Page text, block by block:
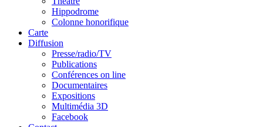
Hippodrome
Colonne honorifique
Carte
Diffusion
Presse/radio/TV
Publications
Conférences on line
Documentaires
Expositions
Multimédia 3D
Facebook